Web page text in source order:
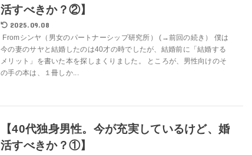
活すべきか？②】
2025.09.08
Fromシンヤ（男女のパートナーシップ研究所） (→前回の続き） 僕は
今の妻のサヤと結婚したのは40才の時でしたが、結婚前に「結婚する
メリット」を書いた本を探しまくりました。 ところが、男性向けのそ
の手の本は、１冊しか...
【40代独身男性。今が充実しているけど、婚
活すべきか？①】